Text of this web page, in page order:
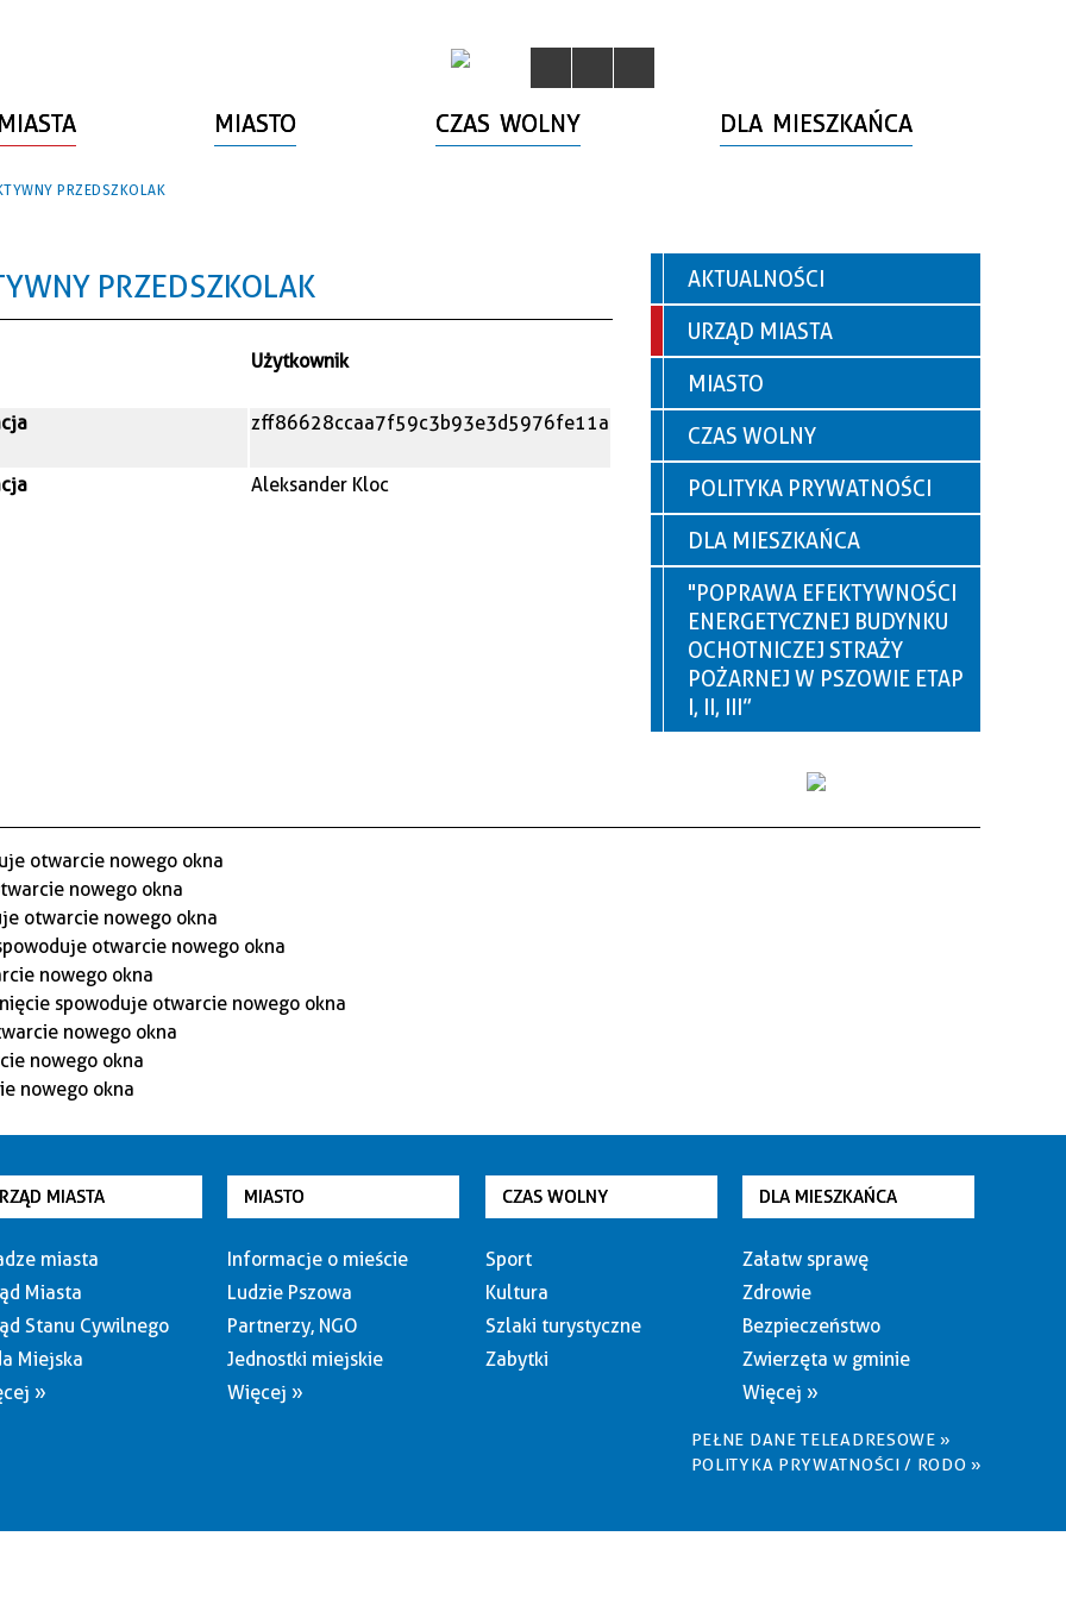
MIASTO CZAS WOLNY DLA MIESZKAŃCA
PRZEDSZKOLAK
PRZEDSZKOLAK
Użytkownik
zff86628ccaa7f59c3b93e3d5976fe11a
Aleksander Kloc
AKTUALNOŚCI
URZĄD MIASTA
MIASTO
CZAS WOLNY
POLITYKA PRYWATNOŚCI
DLA MIESZKAŃCA
"POPRAWA EFEKTYWNOŚCI
ENERGETYCZNEJ BUDYNKU
OCHOTNICZEJ STRAŻY
POŻARNEJ W PSZOWIE ETAP
I, II, III”
MIASTA
miasta
Miasta
Stanu Cywilnego
Miejska
»
MIASTO
Informacje o mieście
Ludzie Pszowa
Partnerzy, NGO
Jednostki miejskie
Więcej »
CZAS WOLNY
Sport
Kultura
Szlaki turystyczne
Zabytki
DLA MIESZKAŃCA
Załatw sprawę
Zdrowie
Bezpieczeństwo
Zwierzęta w gminie
Więcej »
PEŁNE DANE TELEADRESOWE »
POLITYKA PRYWATNOŚCI / RODO »